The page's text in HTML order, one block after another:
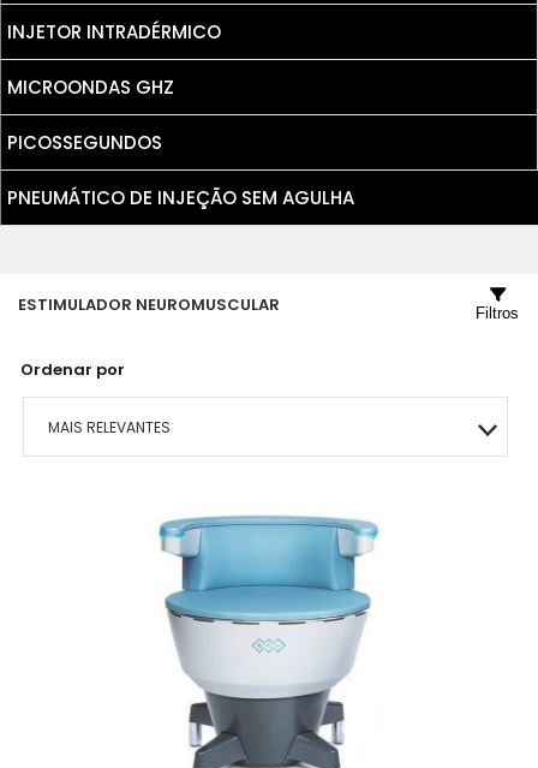
INJETOR INTRADÉRMICO
MICROONDAS GHZ
PICOSSEGUNDOS
PNEUMÁTICO DE INJEÇÃO SEM AGULHA
ESTIMULADOR NEUROMUSCULAR
Ordenar por
MAIS RELEVANTES
Filtros